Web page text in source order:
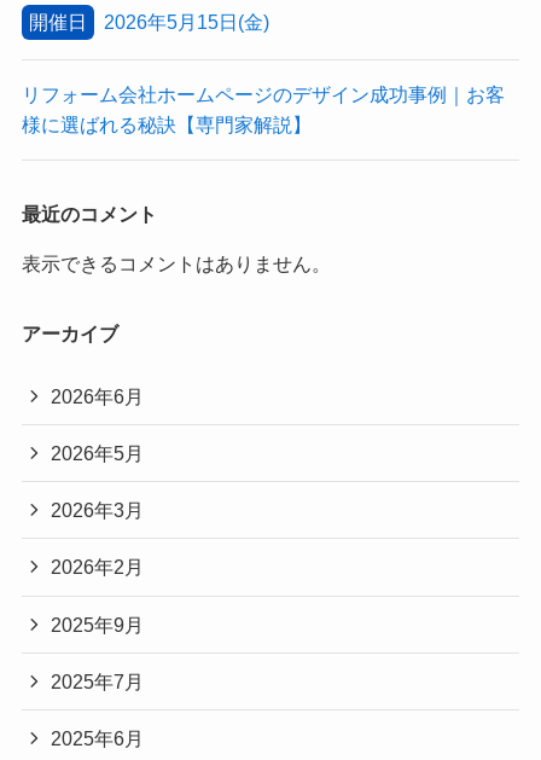
開催日 2026年5月15日(金)
リフォーム会社ホームページのデザイン成功事例｜お客
様に選ばれる秘訣【専門家解説】
最近のコメント
表示できるコメントはありません。
アーカイブ
2026年6月
2026年5月
2026年3月
2026年2月
2025年9月
2025年7月
2025年6月